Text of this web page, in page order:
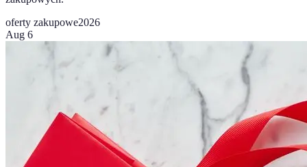
oferty zakupowe2026
Aug 6